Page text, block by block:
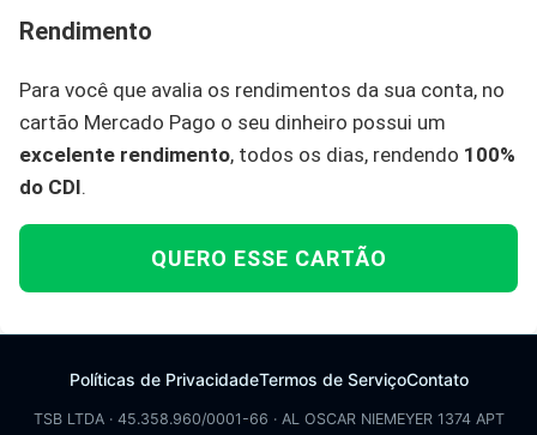
Rendimento
Para você que avalia os rendimentos da sua conta, no
cartão Mercado Pago o seu dinheiro possui um
excelente rendimento, todos os dias, rendendo 100%
do CDI.
QUERO ESSE CARTÃO
Políticas de PrivacidadeTermos de ServiçoContato
TSB LTDA · 45.358.960/0001-66 · AL OSCAR NIEMEYER 1374 APT